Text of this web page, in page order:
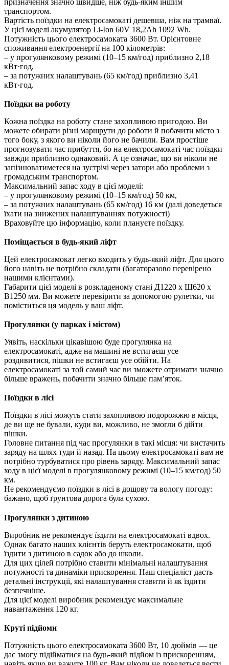
транспортом.
Вартість поїздки на електросамокаті дешевша, ніж на трамваї.
У цієї моделі акумулятор Li-Ion 60V 18,2Ah 1092 Wh.
Потужність цього електросамоката 3600 Вт. Орієнтовне
споживання електроенергії на 100 кілометрів:
– у прогулянковому режимі (10–15 км/год) приблизно 2,18
кВт·год,
– за потужних налаштувань (65 км/год) приблизно 3,41
кВт·год.
Поїздки на роботу
Кожна поїздка на роботу стане захопливою пригодою. Ви
можете обирати різні маршрути до роботи й побачити місто з
того боку, з якого ви ніколи його не бачили. Вам простіше
прогнозувати час прибуття, бо на електросамокаті час поїздки
завжди приблизно однаковий. А це означає, що ви ніколи не
запізнюватиметеся на зустрічі через затори або проблеми з
громадським транспортом.
Максимальний запас ходу в цієї моделі:
– у прогулянковому режимі (10–15 км/год) 50 км,
– за потужних налаштувань (65 км/год) 16 км (далі доведеться
їхати на знижених налаштуваннях потужності)
Враховуйте цю інформацію, коли плануєте поїздку.
Поміщається в будь-який ліфт
Цей електросамокат легко входить у будь-який ліфт. Для цього
його навіть не потрібно складати (багаторазово перевірено
нашими клієнтами).
Габарити цієї моделі в розкладеному стані Д1220 х Ш620 х
В1250 мм. Ви можете перевірити за допомогою рулетки, чи
поміститься ця модель у ваш ліфт.
Прогулянки (у парках і містом)
Уявіть, наскільки цікавішою буде прогулянка на
електросамокаті, адже на машині не встигаєш усе
роздивитися, пішки не встигаєш усе обійти. На
електросамокаті за той самий час ви зможете отримати значно
більше вражень, побачити значно більше пам’яток.
Поїздки в лісі
Поїздки в лісі можуть стати захопливою подорожжю в місця,
де ви ще не бували, куди ви, можливо, не змогли б дійти
пішки.
Головне питання під час прогулянки в такі місця: чи вистачить
заряду на шлях туди й назад. На цьому електросамокаті вам не
потрібно турбуватися про рівень заряду. Максимальний запас
ходу в цієї моделі в прогулянковому режимі (10–15 км/год) 50
км.
Не рекомендуємо поїздки в лісі в дощову та вологу погоду:
бажано, щоб ґрунтова дорога була сухою.
Прогулянки з дитиною
Виробник не рекомендує їздити на електросамокаті вдвох.
Однак багато наших клієнтів беруть електросамокати, щоб
їздити з дитиною в садок або до школи.
Для цих цілей потрібно ставити мінімальні налаштування
потужності та динаміки прискорення. Наш спеціаліст дасть
детальні інструкції, які налаштування ставити й як їздити
безпечніше.
Для цієї моделі виробник рекомендує максимальне
навантаження 120 кг.
Круті підйоми
Потужність цього електросамоката 3600 Вт, 10 дюймів — це
дає змогу підійматися на будь-який підйом із прискоренням,